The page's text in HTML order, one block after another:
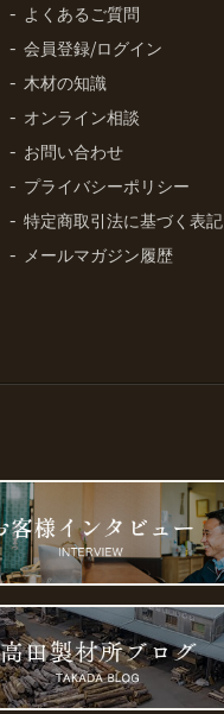
よくあるご質問
会員登録/ログイン
木材の知識
オンライン相談
お問い合わせ
プライバシーポリシー
特定商取引法に基づく表記
メールマガジン履歴